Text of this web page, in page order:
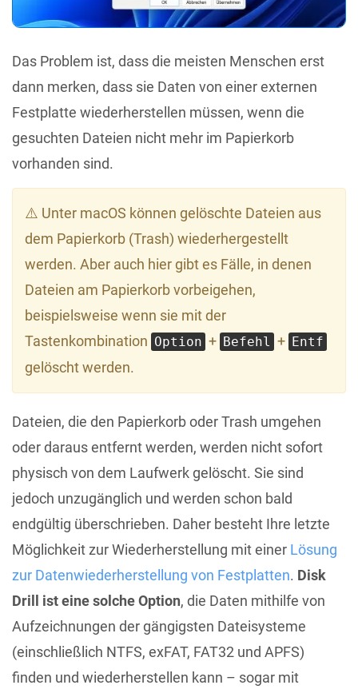
Das Problem ist, dass die meisten Menschen erst
dann merken, dass sie Daten von einer externen
Festplatte wiederherstellen müssen, wenn die
gesuchten Dateien nicht mehr im Papierkorb
vorhanden sind.
⚠️ Unter macOS können gelöschte Dateien aus
dem Papierkorb (Trash) wiederhergestellt
werden. Aber auch hier gibt es Fälle, in denen
Dateien am Papierkorb vorbeigehen,
beispielsweise wenn sie mit der
Tastenkombination Option + Befehl + Entf
gelöscht werden.
Dateien, die den Papierkorb oder Trash umgehen
oder daraus entfernt werden, werden nicht sofort
physisch von dem Laufwerk gelöscht. Sie sind
jedoch unzugänglich und werden schon bald
endgültig überschrieben. Daher besteht Ihre letzte
Möglichkeit zur Wiederherstellung mit einer Lösung
zur Datenwiederherstellung von Festplatten. Disk
Drill ist eine solche Option, die Daten mithilfe von
Aufzeichnungen der gängigsten Dateisysteme
(einschließlich NTFS, exFAT, FAT32 und APFS)
finden und wiederherstellen kann – sogar mit